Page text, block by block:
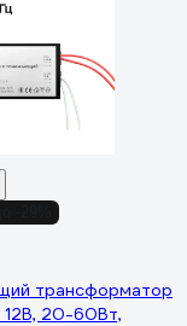
трансформатор
12В, 20-60Вт,